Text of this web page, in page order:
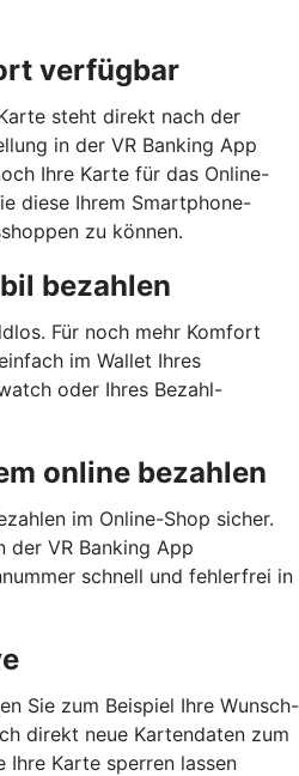
verfügbar
steht direkt nach der
in der VR Banking App
Ihre Karte für das Online-
diese Ihrem Smartphone-
zu können.
bezahlen
Für noch mehr Komfort
im Wallet Ihres
oder Ihres Bezahl-
online bezahlen
im Online-Shop sicher.
der VR Banking App
schnell und fehlerfrei in
Sie zum Beispiel Ihre Wunsch-
direkt neue Kartendaten zum
Ihre Karte sperren lassen